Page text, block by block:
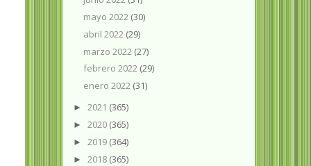
mayo 2022 (30)
abril 2022 (29)
marzo 2022 (27)
febrero 2022 (29)
enero 2022 (31)
► 2021 (365)
► 2020 (365)
► 2019 (364)
► 2018 (365)